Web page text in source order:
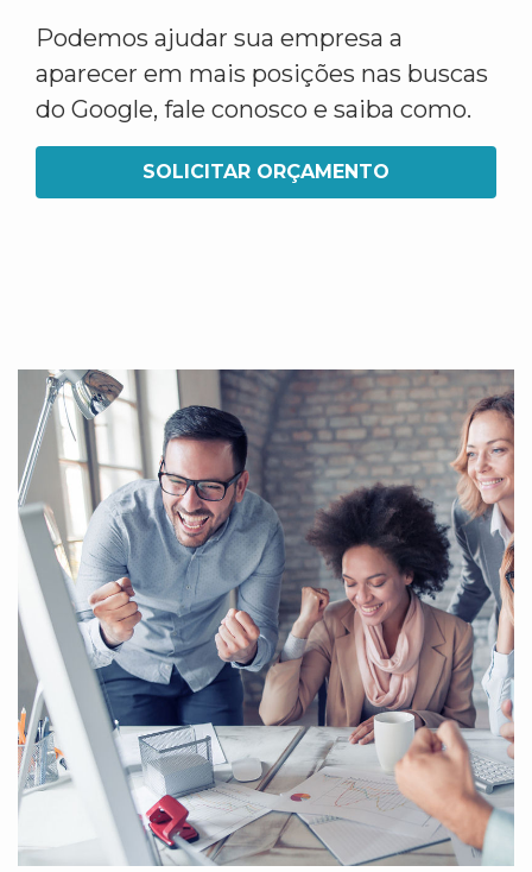
Podemos ajudar sua empresa a
aparecer em mais posições nas buscas
do Google, fale conosco e saiba como.
SOLICITAR ORÇAMENTO